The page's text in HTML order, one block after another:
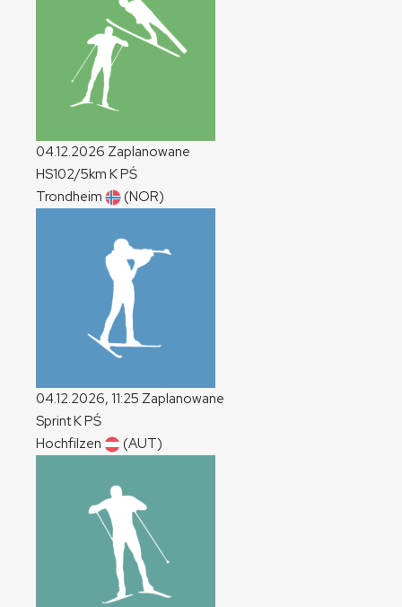
04.12.2026 Zaplanowane
HS102/5km KPŚ
Trondheim
(NOR)
04.12.2026, 11:25 Zaplanowane
SprintKPŚ
Hochfilzen
(AUT)